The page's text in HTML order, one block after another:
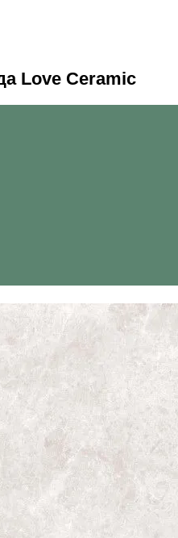
Love Ceramic